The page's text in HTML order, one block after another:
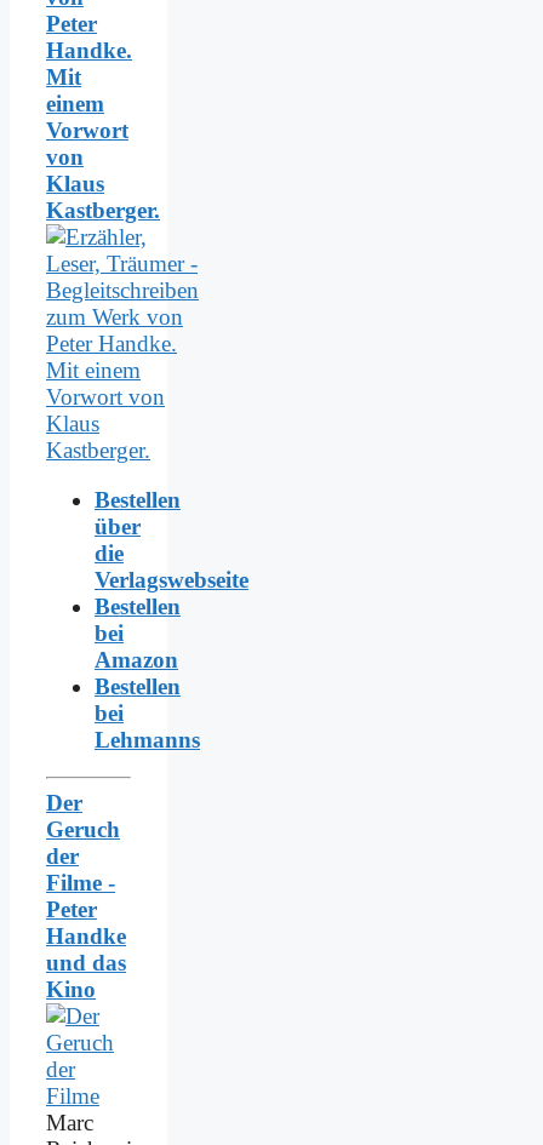
Peter
Handke.
Mit
einem
Vorwort
von
Klaus
Kastberger.
Bestellen
über
die
Verlagswebseite
Bestellen
bei
Amazon
Bestellen
bei
Lehmanns
Der
Geruch
der
Filme -
Peter
Handke
und das
Kino
Marc